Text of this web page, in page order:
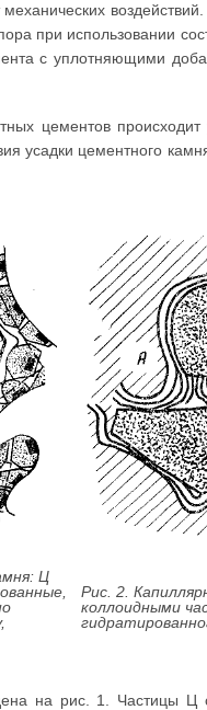
при использовании
с уплотняющими
цементов
усадки цементного
Ц
Рис. 2.
коллоидными
на рис. 1. Частицы